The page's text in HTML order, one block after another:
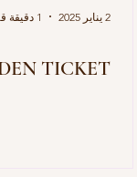
2 يناير 2025 1 دقيقة قراءة
TICKET